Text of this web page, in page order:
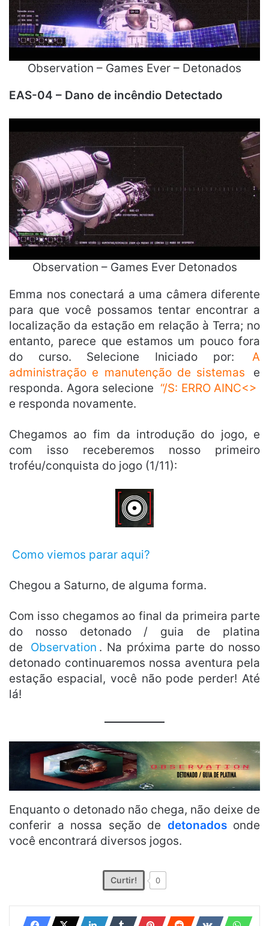
Observation – Games Ever – Detonados
EAS-04 – Dano de incêndio Detectado
Observation – Games Ever Detonados
Emma nos conectará a uma câmera diferente
para que você possamos tentar encontrar a
localização da estação em relação à Terra; no
entanto, parece que estamos um pouco fora
do curso. Selecione Iniciado por:
A
administração e manutenção de sistemas
e
responda. Agora selecione “/S: ERRO AINC<>
e responda novamente.
Chegamos ao fim da introdução do jogo, e
com isso receberemos nosso primeiro
troféu/conquista do jogo (1/11):
Como viemos parar aqui?
Chegou a Saturno, de alguma forma.
Com isso chegamos ao final da primeira parte
do nosso detonado / guia de platina
de
Observation . Na próxima parte do nosso
detonado continuaremos nossa aventura pela
estação espacial, você não pode perder! Até
lá!
Enquanto o detonado não chega, não deixe de
conferir a nossa seção de detonadosonde
você encontrará diversos jogos.
Curtir! 0